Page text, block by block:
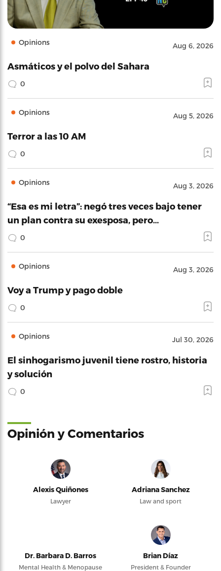
Opinions Aug 6, 2026
Asmáticos y el polvo del Sahara
0
Opinions Aug 5, 2026
Terror a las 10 AM
0
Opinions Aug 3, 2026
“Esa es mi letra”: negó tres veces bajo tener
un plan contra su exesposa, pero…
0
Opinions Aug 3, 2026
Voy a Trump y pago doble
0
Opinions Jul 30, 2026
El sinhogarismo juvenil tiene rostro, historia
y solución
0
Opinión y Comentarios
Alexis Quiñones
Lawyer
Adriana Sanchez
Law and sport
Dr. Barbara D. Barros
Mental Health & Menopause
Brian Díaz
President & Founder